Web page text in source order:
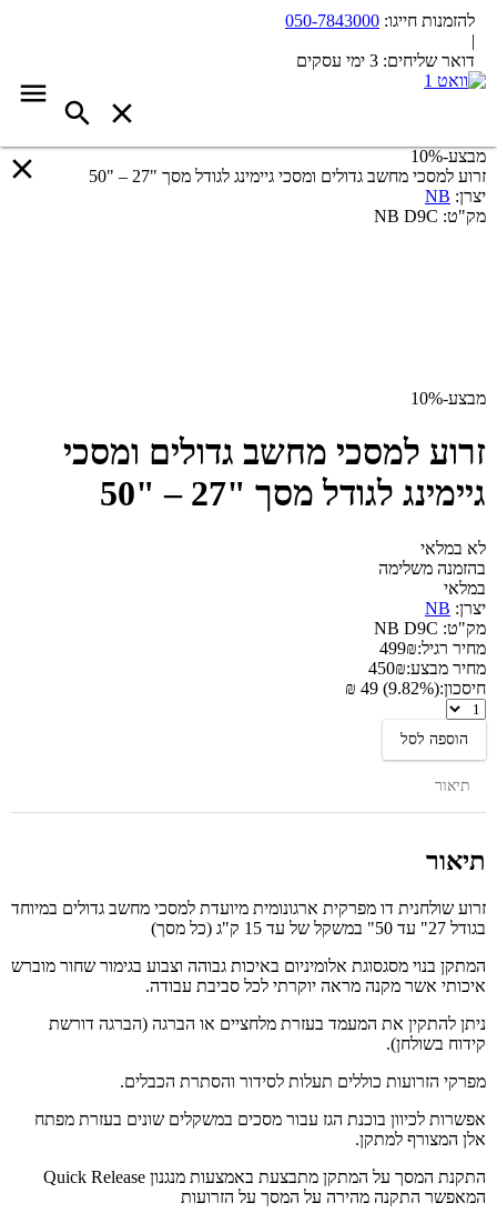
להזמנות חייגו: 050-7843000
|
דואר שליחים: 3 ימי עסקים
מבצע-10%
זרוע למסכי מחשב גדולים ומסכי גיימינג לגודל מסך "27 – "50
יצרן: NB
מק"ט: NB D9C
מבצע-10%
זרוע למסכי מחשב גדולים ומסכי
גיימינג לגודל מסך "27 – "50
לא במלאי
בהזמנה משלימה
במלאי
יצרן: NB
מק"ט: NB D9C
מחיר רגיל:
499₪
מחיר מבצע:
450₪
חיסכון:(9.82%) 49 ₪
זרוע
מחשב
גדולים
ומסכי
"27
"50
הוספה לסל
תיאור
תיאור
זרוע שולחנית דו מפרקית ארגונומית מיועדת למסכי מחשב גדולים במיוחד
בגודל 27" עד 50" במשקל של עד 15 ק"ג (כל מסך)
המתקן בנוי מסגסוגת אלומיניום באיכות גבוהה וצבוע בגימור שחור מוברש
איכותי אשר מקנה מראה יוקרתי לכל סביבת עבודה.
ניתן להתקין את המעמד בעזרת מלחציים או הברגה (הברגה דורשת
קידוח בשולחן).
מפרקי הזרועות כוללים תעלות לסידור והסתרת הכבלים.
אפשרות לכיוון בוכנת הגז עבור מסכים במשקלים שונים בעזרת מפתח
אלן המצורף למתקן.
התקנת המסך על המתקן מתבצעת באמצעות מנגנון Quick Release
המאפשר התקנה מהירה על המסך על הזרועות